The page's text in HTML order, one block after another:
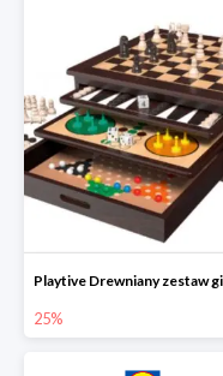
25%